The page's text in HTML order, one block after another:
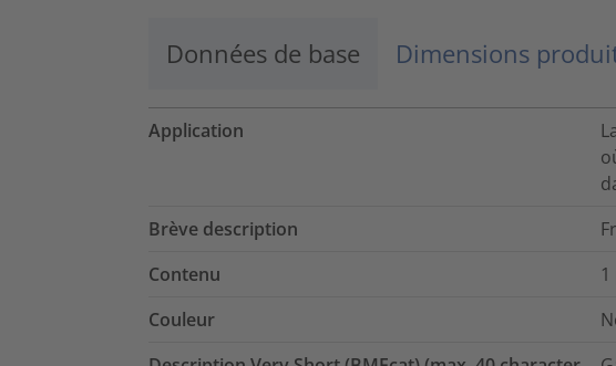
Données de base Dimensions
Application
Brève description
Contenu
1
Couleur